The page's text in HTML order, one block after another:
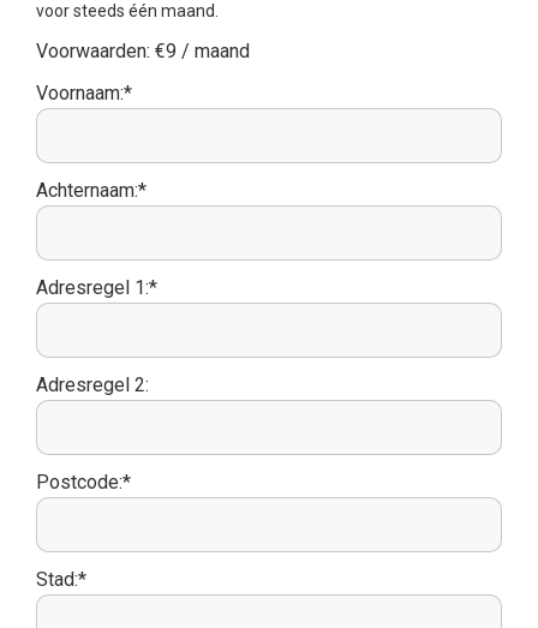
voor steeds één maand.
Voorwaarden: €9 / maand
Voornaam:*
Achternaam:*
Adresregel 1:*
Adresregel 2:
Postcode:*
Stad:*